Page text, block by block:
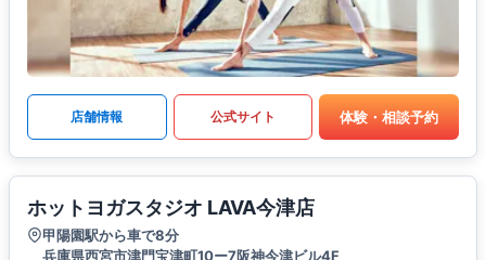
店舗情報 公式サイト 体験・相談予約
ホットヨガスタジオ LAVA今津店
甲陽園駅から車で8分
兵庫県西宮市津門宝津町10ー7阪神今津ビル4F